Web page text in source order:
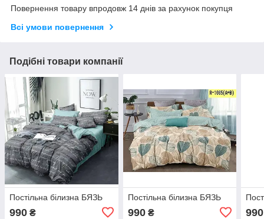
Повернення товару впродовж 14 днів за рахунок покупця
Всі умови повернення
Подібні товари компанії
Постільна білизна БЯЗЬ
990 ₴
Постільна білизна БЯЗЬ
990₴ 990